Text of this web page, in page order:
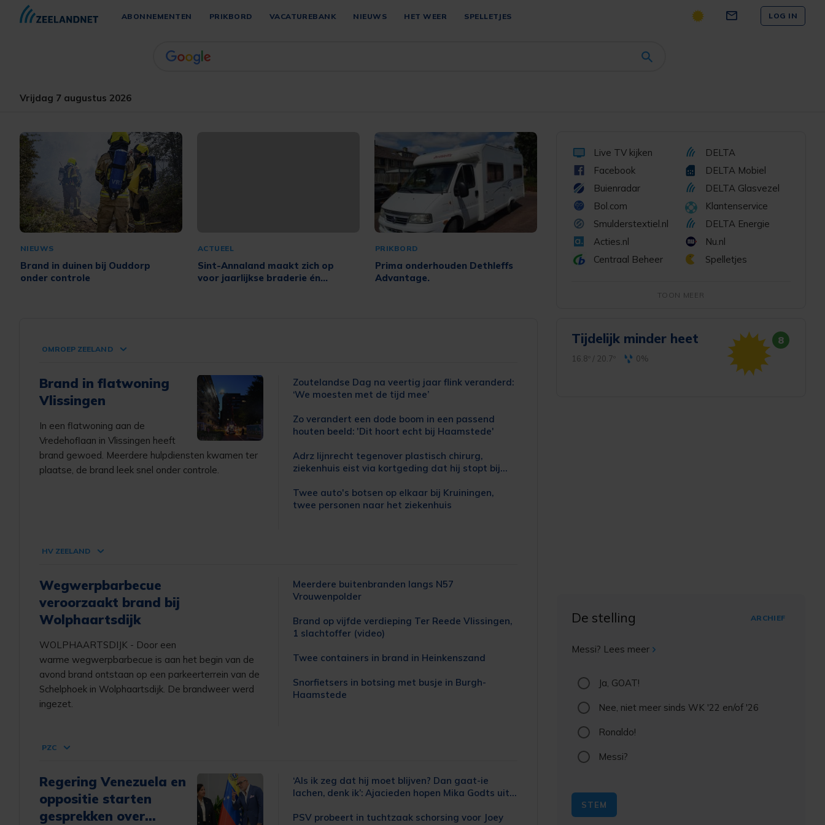
ABONNEMENTEN PRIKBORD VACATUREBANK NIEUWS HET WEER SPELLETJES LOG IN
Vrijdag 7 augustus 2026
NIEUWS
Brand in duinen bij Ouddorp
onder controle
ACTUEEL
Sint-Annaland maakt zich op
voor jaarlijkse braderie én
PRIKBORD
Prima onderhouden Dethleffs
Advantage.
Live TV kijken
Facebook
Buienradar
Bol.com
Smulderstextiel.nl
Acties.nl
Centraal Beheer
Postcodes
Foto
DELTA
DELTA Mobiel
DELTA Glasvezel
Klantenservice
DELTA Energie
Nu.nl
Spelletjes
TV van Delta
Youtube
TOON
OMROEP ZEELAND
Brand in flatwoning
Vlissingen
In een flatwoning aan de
Vredehoflaan in Vlissingen heeft
brand gewoed. Meerdere hulpdiensten kwamen ter
plaatse, de brand leek snel onder controle.
Zoutelandse Dag na veertig jaar flink veranderd:
‘We moesten met de tijd mee’
Zo verandert een dode boom in een passend
houten beeld: 'Dit hoort echt bij Haamstede'
Adrz lijnrecht tegenover plastisch chirurg,
ziekenhuis eist via kortgeding dat hij stopt bij
Twee auto's botsen op elkaar bij Kruiningen,
twee personen naar het ziekenhuis
HV ZEELAND
Wegwerpbarbecue
veroorzaakt brand bij
Wolphaartsdijk
WOLPHAARTSDIJK - Door een
warme wegwerpbarbecue is aan het begin van de
avond brand ontstaan op een parkeerterrein van de
Schelphoek in Wolphaartsdijk. De brandweer werd
ingezet.
Meerdere buitenbranden langs N57
Vrouwenpolder
Brand op vijfde verdieping Ter Reede Vlissingen,
1 slachtoffer (video)
Twee containers in brand in Heinkenszand
Snorfietsers in botsing met busje in Burgh-
Haamstede
PZC
Regering Venezuela en
oppositie starten
gesprekken over
‘Als ik zeg dat hij moet blijven? Dan gaat-ie
lachen, denk ik’: Ajacieden hopen Mika Godts uit
PSV probeert in tuchtzaak schorsing voor Joey
Tijdelijk minder heet
16.8º / 20.7º 0%
8
De stelling ARCHIEF
Messi? Lees meer
Ja, GOAT!
Nee, niet meer sinds WK '22 en/of '26
Ronaldo!
Messi?
STEM